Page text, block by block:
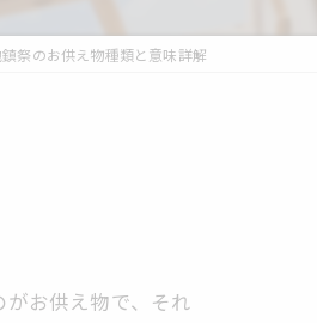
祭のお供え物種類と意味詳解
お供え物で、それ